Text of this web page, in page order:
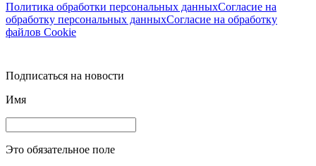
Политика обработки персональных данныхСогласие на
обработку персональных данныхСогласие на обработку
файлов Cookie
Подписаться на новости
Имя
Это обязательное поле